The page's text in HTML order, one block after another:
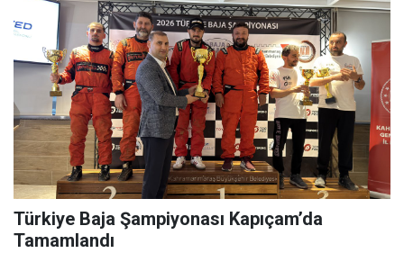
Türkiye Baja Şampiyonası Kapıçam’da
Tamamlandı